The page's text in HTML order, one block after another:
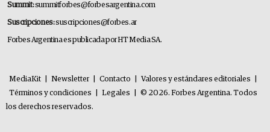
Summit:summitforbes@forbesargentina.com
Suscripciones:suscripciones@forbes.ar
Forbes Argentina es publicada por HT Media SA.
MediaKit Newsletter Contacto Valores y estándares editoriales
Términos y condiciones
Legales
© 2026. Forbes Argentina. Todos
los derechos reservados.